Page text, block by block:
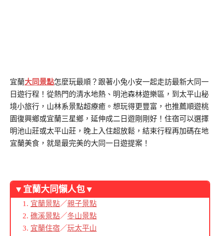
宜蘭大同景點怎麼玩最順？跟著小兔小安一起走訪最新大同一
日遊行程！從熱門的清水地熱、明池森林遊樂區，到太平山秘
境小旅行，山林系景點超療癒。想玩得更豐富，也推薦順遊桃
園復興鄉或宜蘭三星鄉，延伸成二日遊剛剛好！住宿可以選擇
明池山莊或太平山莊，晚上入住超放鬆，結束行程再加碼在地
宜蘭美食，就是最完美的大同一日遊提案！
▼宜蘭大同懶人包▼
宜蘭景點／親子景點
礁溪景點／冬山景點
宜蘭住宿／玩太平山